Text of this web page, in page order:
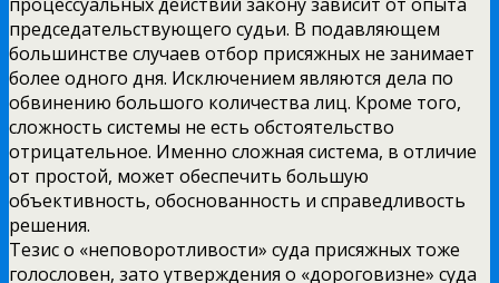
председательствующего судьи. В подавляющем
большинстве случаев отбор присяжных не занимает
более одного дня. Исключением являются дела по
обвинению большого количества лиц. Кроме того,
сложность системы не есть обстоятельство
отрицательное. Именно сложная система, в отличие
от простой, может обеспечить большую
объективность, обоснованность и справедливость
решения.
Тезис о «неповоротливости» суда присяжных тоже
голословен, зато утверждения о «дороговизне» суда